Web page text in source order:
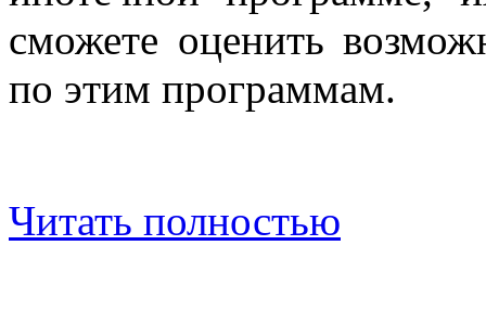
сможете оценить
по этим программам.
Читать полностью